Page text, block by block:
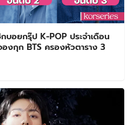
บอยกรุ๊ป K-POP ประจำเดือน
กุก BTS ครองหัวตาราง 3